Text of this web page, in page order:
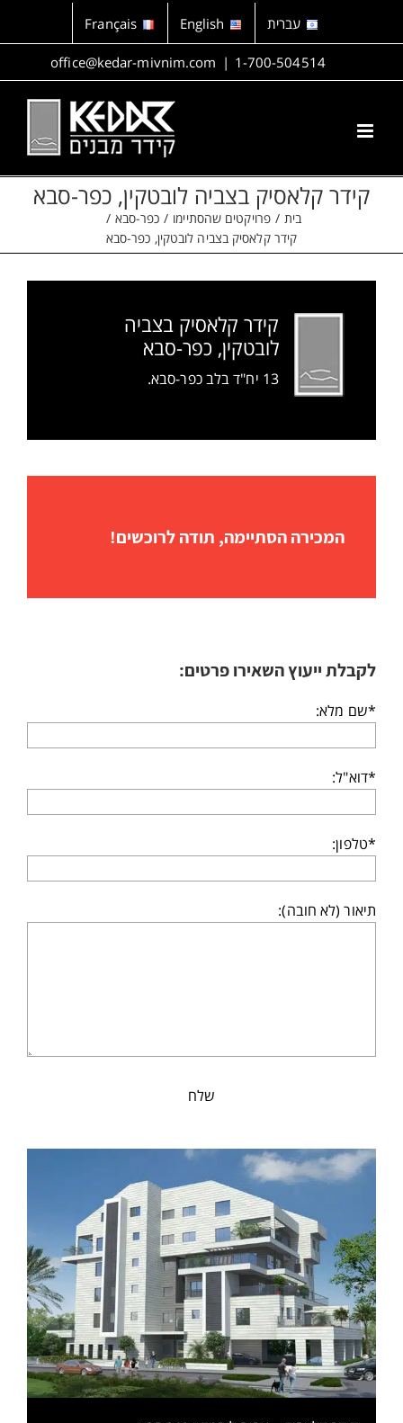
עברית English
Français
1-700-504514
|
office@kedar-mivnim.com
קידר קלאסיק בצביה לובטקין, כפר-סבא
בית פרויקטים שהסתיימו
כפר-סבא
קידר קלאסיק בצביה לובטקין, כפר-סבא
קידר קלאסיק בצביה
לובטקין, כפר-סבא
13 יח"ד בלב כפר-סבא.
המכירה הסתיימה, תודה לרוכשים!
לקבלת ייעוץ השאירו פרטים:
*שם מלא:
*דוא"ל:
*טלפון:
תיאור (לא חובה):